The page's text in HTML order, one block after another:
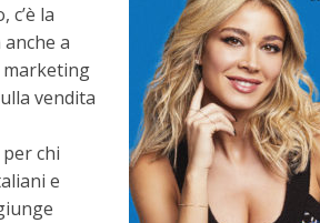
c’è la
a
marketing
vendita
chi
e